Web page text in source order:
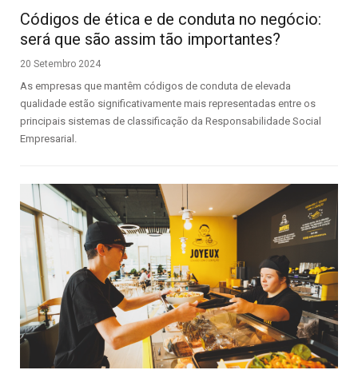
Códigos de ética e de conduta no negócio:
será que são assim tão importantes?
20 Setembro 2024
As empresas que mantêm códigos de conduta de elevada
qualidade estão significativamente mais representadas entre os
principais sistemas de classificação da Responsabilidade Social
Empresarial.